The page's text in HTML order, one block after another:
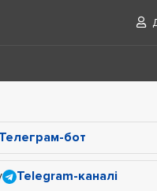
Телеграм-бот
Telegram-каналі